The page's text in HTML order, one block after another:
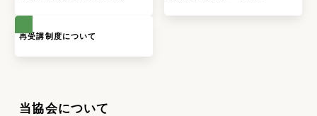
再受講制度について
当協会について